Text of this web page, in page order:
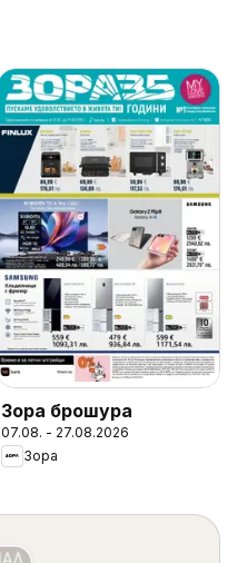
Зора брошура
07.08. - 27.08.2026
Зора